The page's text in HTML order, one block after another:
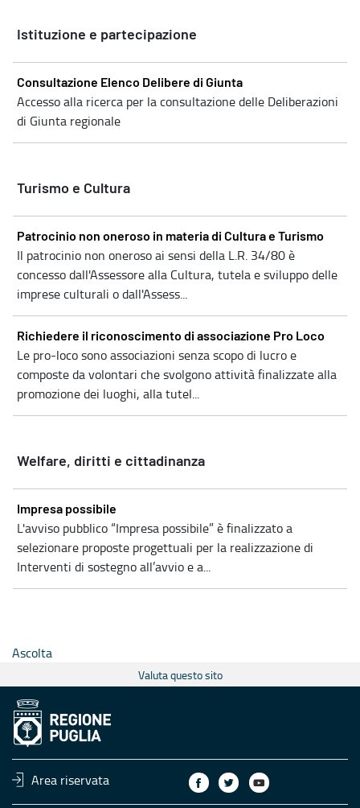
Istituzione e partecipazione
Consultazione Elenco Delibere di Giunta
Accesso alla ricerca per la consultazione delle Deliberazioni
di Giunta regionale
Turismo e Cultura
Patrocinio non oneroso in materia di Cultura e Turismo
Il patrocinio non oneroso ai sensi della L.R. 34/80 è
concesso dall'Assessore alla Cultura, tutela e sviluppo delle
imprese culturali o dall'Assess...
Richiedere il riconoscimento di associazione Pro Loco
Le pro-loco sono associazioni senza scopo di lucro e
composte da volontari che svolgono attività finalizzate alla
promozione dei luoghi, alla tutel...
Welfare, diritti e cittadinanza
Impresa possibile
L'avviso pubblico “Impresa possibile” è finalizzato a
selezionare proposte progettuali per la realizzazione di
Interventi di sostegno all’avvio e a...
Ascolta
Valuta questo sito
Area riservata